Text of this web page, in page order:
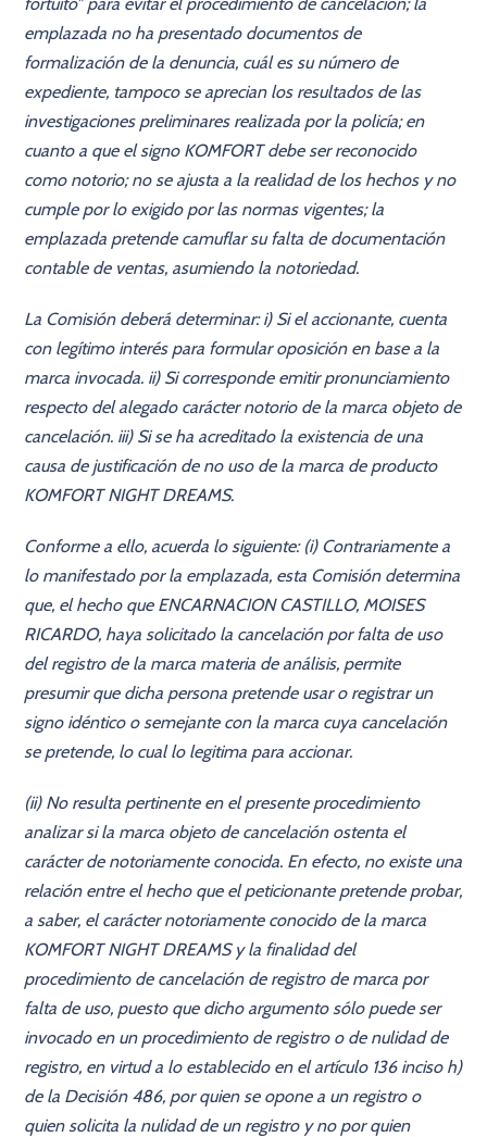
emplazada no ha presentado documentos de
formalización de la denuncia, cuál es su número de
expediente, tampoco se aprecian los resultados de las
investigaciones preliminares realizada por la policía; en
cuanto a que el signo KOMFORT debe ser reconocido
como notorio; no se ajusta a la realidad de los hechos y no
cumple por lo exigido por las normas vigentes; la
emplazada pretende camuflar su falta de documentación
contable de ventas, asumiendo la notoriedad.
La Comisión deberá determinar: i) Si el accionante, cuenta
con legítimo interés para formular oposición en base a la
marca invocada. ii) Si corresponde emitir pronunciamiento
respecto del alegado carácter notorio de la marca objeto de
cancelación. iii) Si se ha acreditado la existencia de una
causa de justificación de no uso de la marca de producto
KOMFORT NIGHT DREAMS.
Conforme a ello, acuerda lo siguiente: (i) Contrariamente a
lo manifestado por la emplazada, esta Comisión determina
que, el hecho que ENCARNACION CASTILLO, MOISES
RICARDO, haya solicitado la cancelación por falta de uso
del registro de la marca materia de análisis, permite
presumir que dicha persona pretende usar o registrar un
signo idéntico o semejante con la marca cuya cancelación
se pretende, lo cual lo legitima para accionar.
(ii) No resulta pertinente en el presente procedimiento
analizar si la marca objeto de cancelación ostenta el
carácter de notoriamente conocida. En efecto, no existe una
relación entre el hecho que el peticionante pretende probar,
a saber, el carácter notoriamente conocido de la marca
KOMFORT NIGHT DREAMS y la finalidad del
procedimiento de cancelación de registro de marca por
falta de uso, puesto que dicho argumento sólo puede ser
invocado en un procedimiento de registro o de nulidad de
registro, en virtud a lo establecido en el artículo 136 inciso h)
de la Decisión 486, por quien se opone a un registro o
quien solicita la nulidad de un registro y no por quien